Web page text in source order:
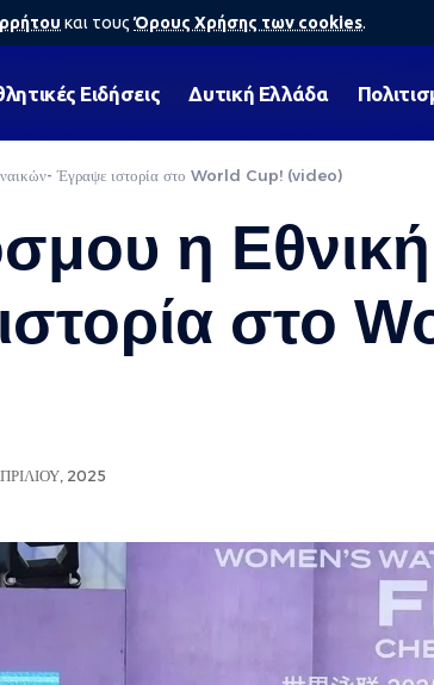
και τους Όρους Χρήσης των cookies.
Ειδήσεις Δυτική Ελλάδα
Έγραψε ιστορία στο World Cup! (video)
η
στο
2025